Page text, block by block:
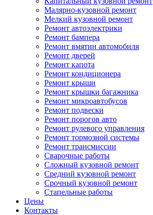
Малярно-кузовной ремонт
Мелкий кузовной ремонт
Ремонт автоэлектрики
Ремонт бампера
Ремонт вмятин автомобиля
Ремонт дверей
Ремонт капота
Ремонт кондиционера
Ремонт крыши
Ремонт крышки багажника
Ремонт микроавтобусов
Ремонт подвески
Ремонт порогов авто
Ремонт рулевого управления
Ремонт тормозной системы
Ремонт трансмиссии
Сварочные работы
Сложный кузовной ремонт
Средний кузовной ремонт
Срочный кузовной ремонт
Стапельные работы
Цены
Контакты